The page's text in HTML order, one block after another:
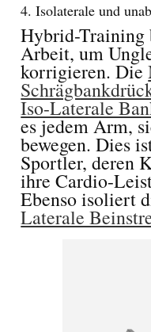
4. Isolaterale und
Hybrid-Training
Arbeit, um
korrigieren. Die
Iso-Laterale
es jedem Arm,
bewegen. Dies
Sportler, deren
ihre Cardio-
Ebenso isoliert
Laterale